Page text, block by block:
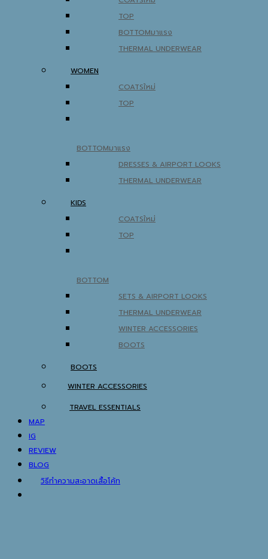
TOP
BOTTOM
THERMAL UNDERWEAR
WOMEN
COATS
TOP
BOTTOM
DRESSES & AIRPORT LOOKS
THERMAL UNDERWEAR
KIDS
COATS
TOP
BOTTOM
SETS & AIRPORT LOOKS
THERMAL UNDERWEAR
WINTER ACCESSORIES
BOOTS
BOOTS
WINTER ACCESSORIES
TRAVEL ESSENTIALS
MAP
IG
REVIEW
BLOG
วิธีทำความสะอาดเสื้อโค้ท